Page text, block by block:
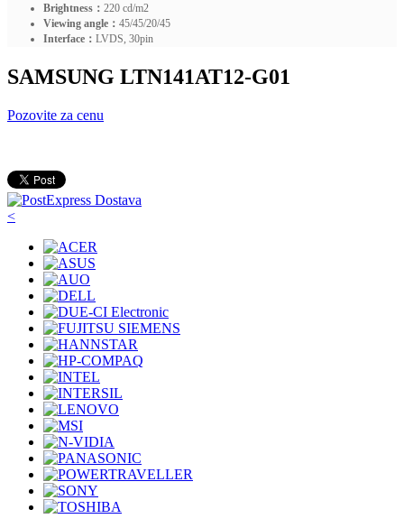
Brightness： 220 cd/m2
Viewing angle： 45/45/20/45
Interface： LVDS, 30pin
SAMSUNG LTN141AT12-G01
Pozovite za cenu
<